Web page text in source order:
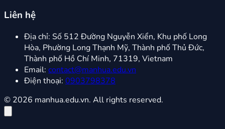
Liên hệ
Địa chỉ: Số 512 Đường Nguyễn Xiển, Khu phố Long
Hòa, Phường Long Thạnh Mỹ, Thành phố Thủ Đức,
Thành phố Hồ Chí Minh, 71319, Vietnam
Email: contact@manhua.edu.vn
Điện thoại: 0903798378
© 2026 manhua.edu.vn. All rights reserved.